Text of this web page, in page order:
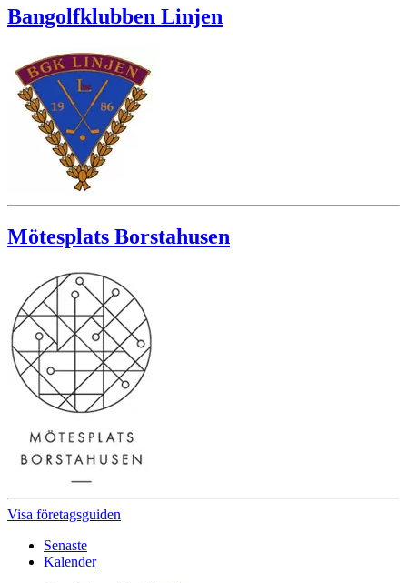
Bangolfklubben Linjen
Mötesplats Borstahusen
Visa företagsguiden
Senaste
Kalender